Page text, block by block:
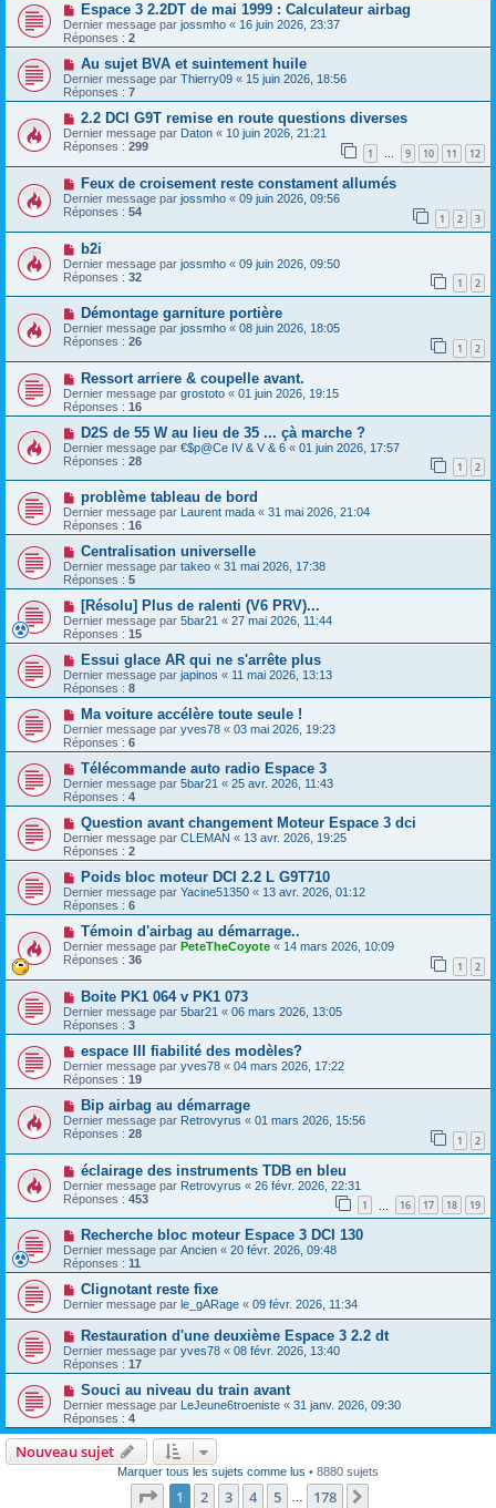
Espace 3 2.2DT de mai 1999 : Calculateur airbag
Dernier message par jossmho « 16 juin 2026, 23:37
Réponses : 2
Au sujet BVA et suintement huile
Dernier message par Thierry09 « 15 juin 2026, 18:56
Réponses : 7
2.2 DCI G9T remise en route questions diverses
Dernier message par Daton « 10 juin 2026, 21:21
Réponses : 299 1 … 9 10 11 12
Feux de croisement reste constament allumés
Dernier message par jossmho « 09 juin 2026, 09:56
Réponses : 54 1 2 3
b2i
Dernier message par jossmho « 09 juin 2026, 09:50
Réponses : 32 1 2
Démontage garniture portière
Dernier message par jossmho « 08 juin 2026, 18:05
Réponses : 26 1 2
Ressort arriere & coupelle avant.
Dernier message par grostoto « 01 juin 2026, 19:15
Réponses : 16
D2S de 55 W au lieu de 35 ... çà marche ?
Dernier message par €$p@Ce IV & V & 6 « 01 juin 2026, 17:57
Réponses : 28 1 2
problème tableau de bord
Dernier message par Laurent mada « 31 mai 2026, 21:04
Réponses : 16
Centralisation universelle
Dernier message par takeo « 31 mai 2026, 17:38
Réponses : 5
[Résolu] Plus de ralenti (V6 PRV)...
Dernier message par 5bar21 « 27 mai 2026, 11:44
Réponses : 15
Essui glace AR qui ne s'arrête plus
Dernier message par japinos « 11 mai 2026, 13:13
Réponses : 8
Ma voiture accélère toute seule !
Dernier message par yves78 « 03 mai 2026, 19:23
Réponses : 6
Télécommande auto radio Espace 3
Dernier message par 5bar21 « 25 avr. 2026, 11:43
Réponses : 4
Question avant changement Moteur Espace 3 dci
Dernier message par CLEMAN « 13 avr. 2026, 19:25
Réponses : 2
Poids bloc moteur DCI 2.2 L G9T710
Dernier message par Yacine51350 « 13 avr. 2026, 01:12
Réponses : 6
Témoin d'airbag au démarrage..
Dernier message par PeteTheCoyote « 14 mars 2026, 10:09
Réponses : 36 1 2
Boite PK1 064 v PK1 073
Dernier message par 5bar21 « 06 mars 2026, 13:05
Réponses : 3
espace III fiabilité des modèles?
Dernier message par yves78 « 04 mars 2026, 17:22
Réponses : 19
Bip airbag au démarrage
Dernier message par Retrovyrus « 01 mars 2026, 15:56
Réponses : 28 1 2
éclairage des instruments TDB en bleu
Dernier message par Retrovyrus « 26 févr. 2026, 22:31
Réponses : 453 1 16 17 18 19
Recherche bloc moteur Espace 3 DCI 130
Dernier message par Ancien « 20 févr. 2026, 09:48
Réponses : 11
Clignotant reste fixe
Dernier message par le_gARage « 09 févr. 2026, 11:34
Restauration d'une deuxième Espace 3 2.2 dt
Dernier message par yves78 « 08 févr. 2026, 13:40
Réponses : 17
Souci au niveau du train avant
Dernier message par LeJeune6troeniste « 31 janv. 2026, 09:30
Réponses : 4
Nouveau sujet
Marquer tous les sujets comme lus • 8880 sujets
Page 1sur178
1 2 3 4 5 178